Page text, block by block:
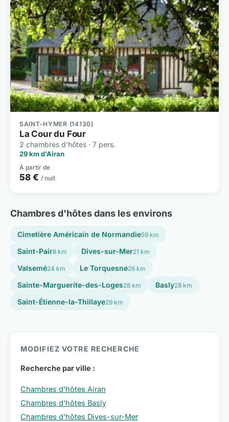
SAINT-HYMER (14130)
La Cour du Four
2 chambres d'hôtes · 7 pers.
29 km d'Airan
À partir de
58 € / nuit
Chambres d'hôtes dans les environs
Cimetière Américain de Normandie59 km
Saint-Pair8 km Dives-sur-Mer21 km
Valsemé24 km Le Torquesne26 km
Sainte-Marguerite-des-Loges28 km Basly28 km
Saint-Étienne-la-Thillaye29 km
MODIFIEZ VOTRE RECHERCHE
Recherche par ville :
Chambres d'hôtes Airan
Chambres d'hôtes Basly
Chambres d'hôtes Dives-sur-Mer